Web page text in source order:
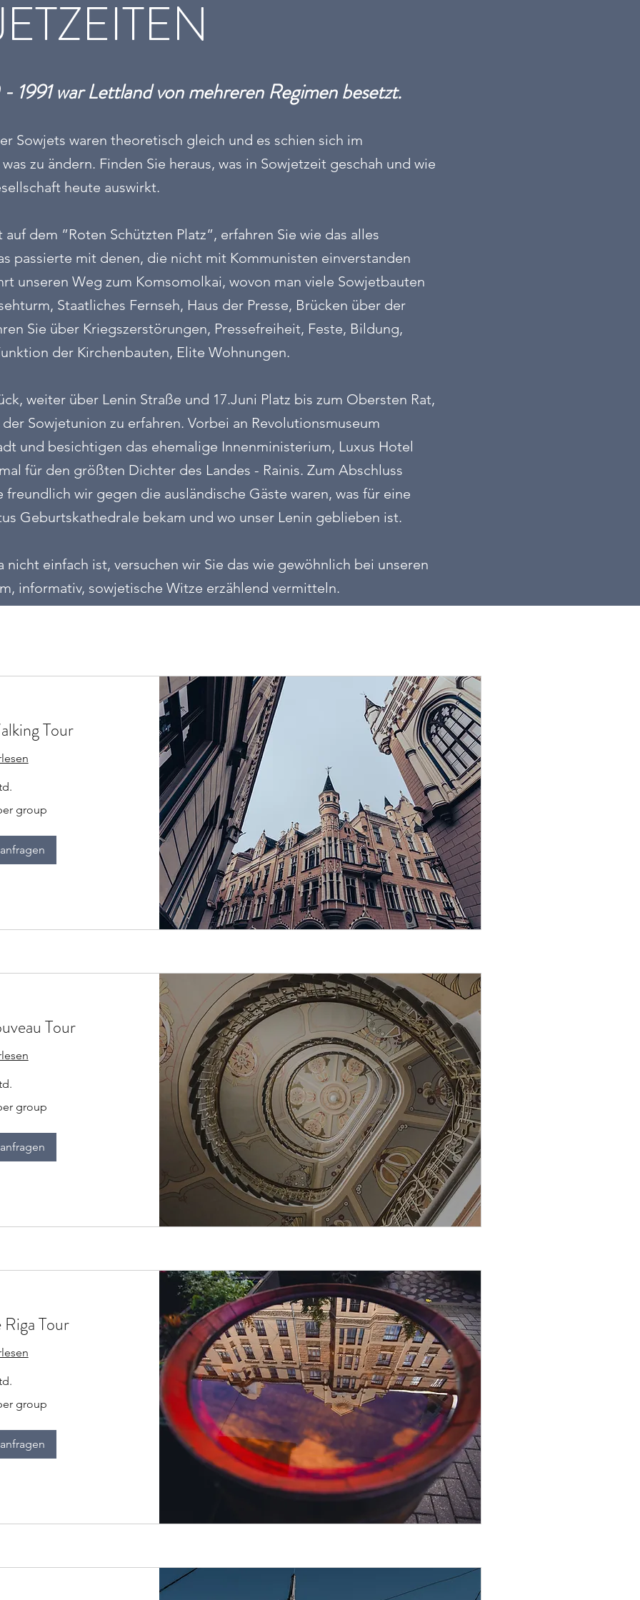
1991 war Lettland von mehreren Regimen besetzt.
Sowjets waren theoretisch gleich und es schien sich im
zu ändern. Finden Sie heraus, was in Sowjetzeit geschah und wie
heute auswirkt.
dem ”Roten Schützten Platz”, erfahren Sie wie das alles
passierte mit denen, die nicht mit Kommunisten einverstanden
unseren Weg zum Komsomolkai, wovon man viele Sowjetbauten
Staatliches Fernseh, Haus der Presse, Brücken über der
Sie über Kriegszerstörungen, Pressefreiheit, Feste, Bildung,
der Kirchenbauten, Elite Wohnungen.
weiter über Lenin Straße und 17.Juni Platz bis zum Obersten Rat,
Sowjetunion zu erfahren. Vorbei an Revolutionsmuseum
und besichtigen das ehemalige Innenministerium, Luxus Hotel
für den größten Dichter des Landes - Rainis. Zum Abschluss
freundlich wir gegen die ausländische Gäste waren, was für eine
Geburtskathedrale bekam und wo unser Lenin geblieben ist.
nicht einfach ist, versuchen wir Sie das wie gewöhnlich bei unseren
informativ, sowjetische Witze erzählend vermitteln.
Tour
group
Tour
group
Tour
group